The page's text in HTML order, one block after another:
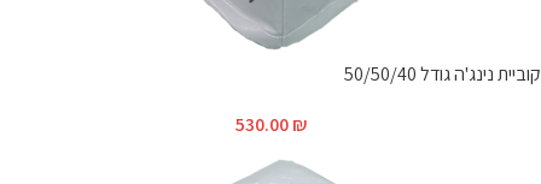
קוביית נינג'ה גודל 50/50/40
530.00₪